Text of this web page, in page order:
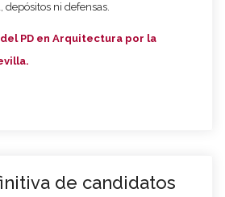
depósitos ni defensas.
PD en Arquitectura por la
de candidatos